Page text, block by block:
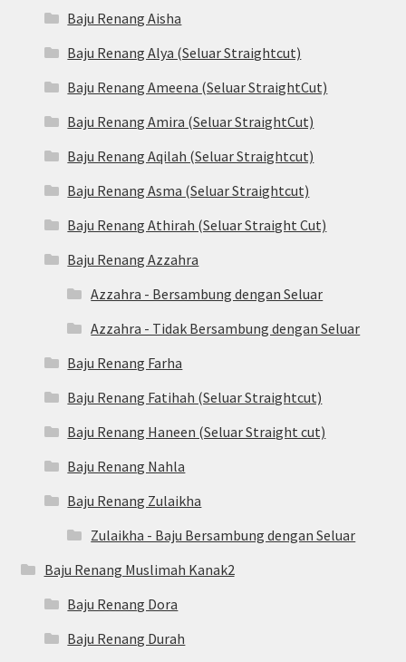
Baju Renang Aisha
Baju Renang Alya (Seluar Straightcut)
Baju Renang Ameena (Seluar StraightCut)
Baju Renang Amira (Seluar StraightCut)
Baju Renang Aqilah (Seluar Straightcut)
Baju Renang Asma (Seluar Straightcut)
Baju Renang Athirah (Seluar Straight Cut)
Baju Renang Azzahra
Azzahra - Bersambung dengan Seluar
Azzahra - Tidak Bersambung dengan Seluar
Baju Renang Farha
Baju Renang Fatihah (Seluar Straightcut)
Baju Renang Haneen (Seluar Straight cut)
Baju Renang Nahla
Baju Renang Zulaikha
Zulaikha - Baju Bersambung dengan Seluar
Baju Renang Muslimah Kanak2
Baju Renang Dora
Baju Renang Durah